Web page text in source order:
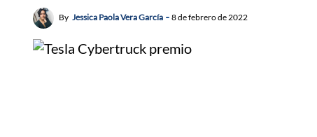
By Jessica Paola Vera García 8 de febrero de 2022